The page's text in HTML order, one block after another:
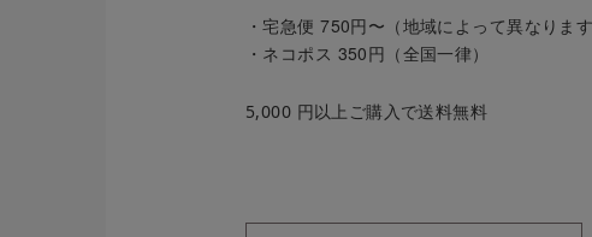
・宅急便 750円〜（地域によって異なります
・ネコポス 350円（全国一律）
5,000 円以上ご購入で送料無料